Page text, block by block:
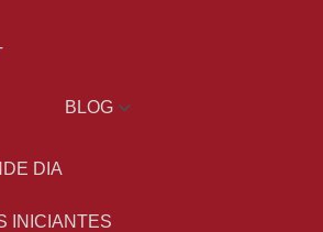
BLOG
DIA
INICIANTES